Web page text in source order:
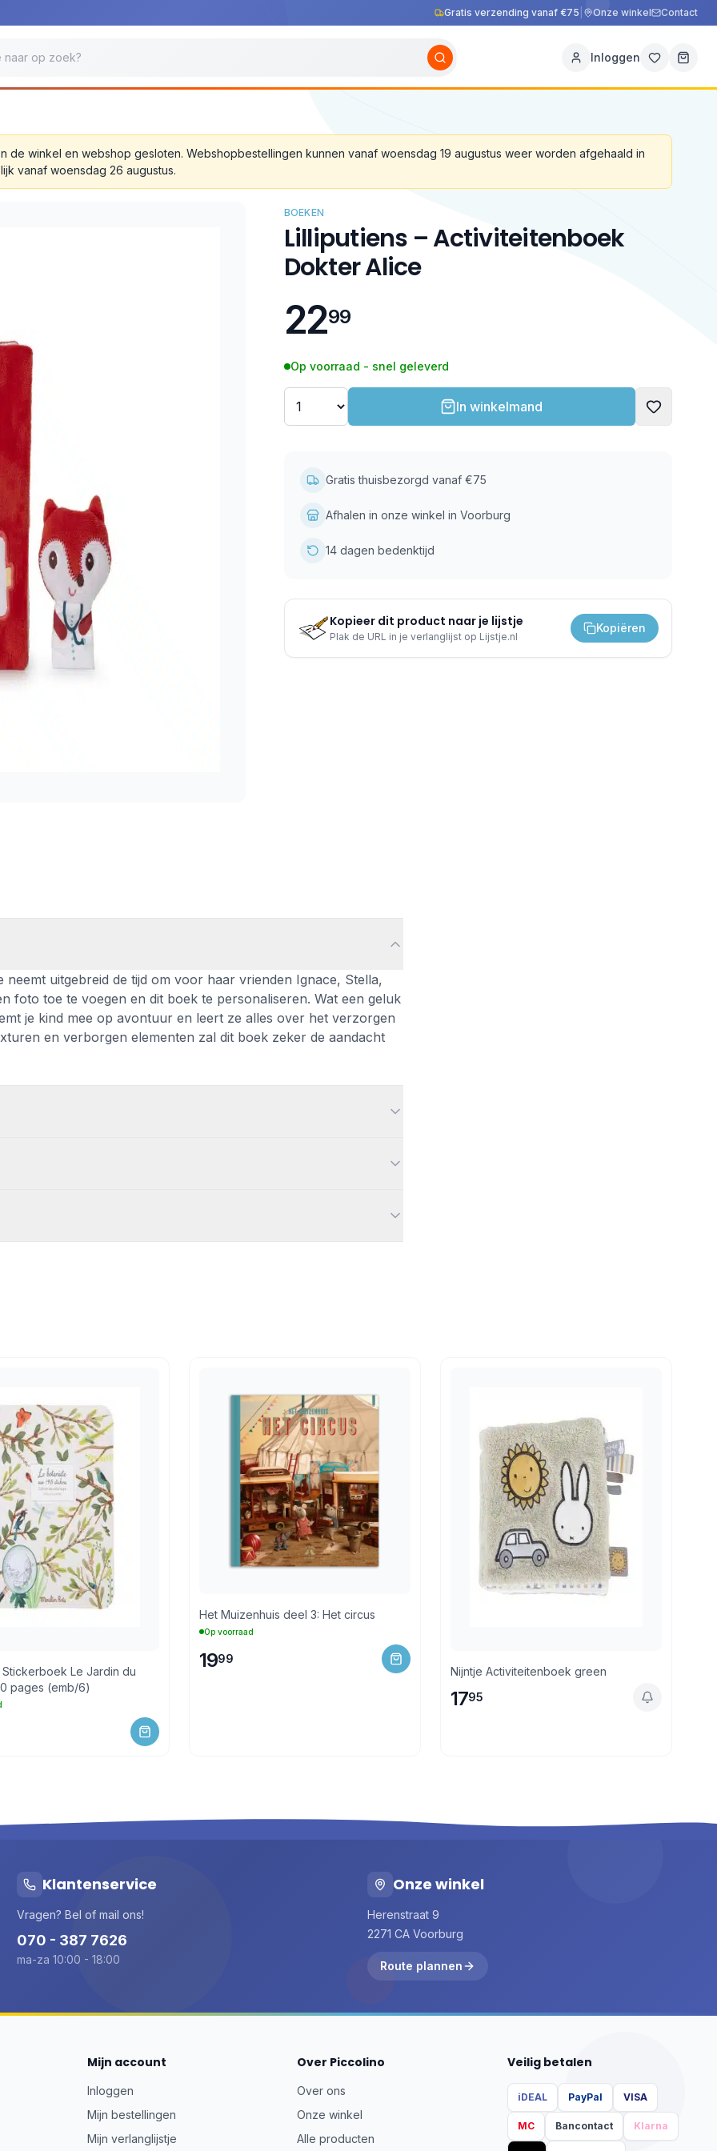
Gratis verzending vanaf €75 Onze winkel Contact
Inloggen
de winkel en webshop gesloten. Webshopbestellingen kunnen vanaf woensdag 19 augustus weer worden afgehaald in
vanaf woensdag 26 augustus.
BOEKEN
Lilliputiens – Activiteitenboek
Dokter Alice
2299
Op voorraad - snel geleverd
In winkelmand
Gratis thuisbezorgd vanaf €75
Afhalen in onze winkel in Voorburg
14 dagen bedenktijd
Kopieer dit product naar je lijstje
Plak de URL in je verlanglijst op Lijstje.nl
Kopiëren
uitgebreid de tijd om voor haar vrienden Ignace, Stella,
foto toe te voegen en dit boek te personaliseren. Wat een geluk
je kind mee op avontuur en leert ze alles over het verzorgen
en verborgen elementen zal dit boek zeker de aandacht
en voelboeken
Le Jardin du
pages (emb/6)
Het Muizenhuis deel 3: Het circus
Op voorraad
1999
Nijntje Activiteitenboek green
1795
Klantenservice
Vragen? Bel of mail ons!
070 - 387 7626
ma-za 10:00 - 18:00
Onze winkel
Herenstraat 9
2271 CA Voorburg
Route plannen
Mijn account
Inloggen
Mijn bestellingen
Mijn verlanglijstje
Over Piccolino
Over ons
Onze winkel
Alle producten
Veilig betalen
iDEAL PayPal VISA
MC Bancontact Klarna